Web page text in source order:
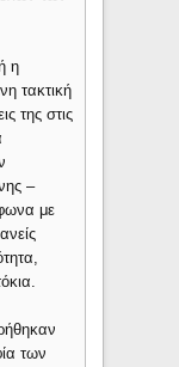
η
τακτική
της στις
–
με
των